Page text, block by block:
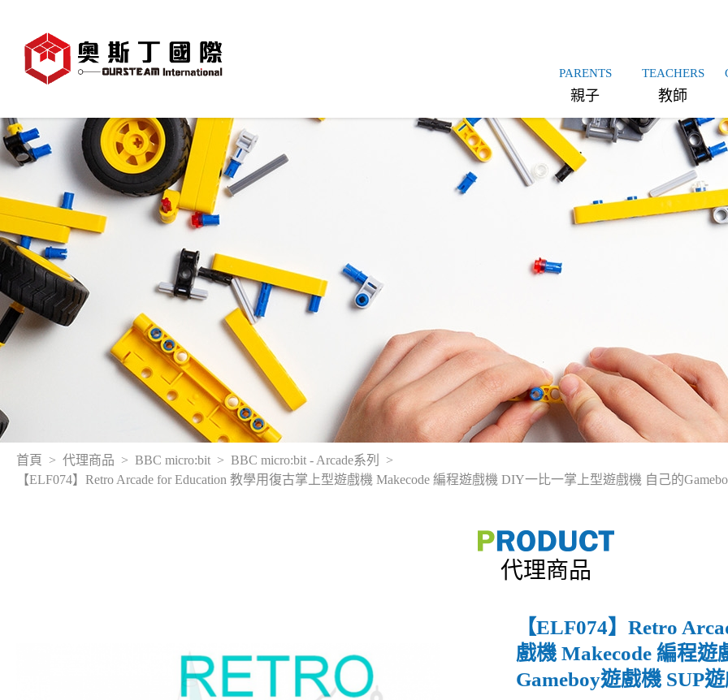
PARENTS
親子
TEACHERS
教師
首頁 代理商品 BBC micro:bit
BBC micro:bit - Arcade系列
【ELF074】Retro Arcade for Education 教學用復古掌上型遊戲機 Makecode 編程遊戲機 DIY一比一掌上型遊戲機 自己的
代理商品
【ELF074】Retro
戲機 Makecode 編程
Gameboy遊戲機 SUP